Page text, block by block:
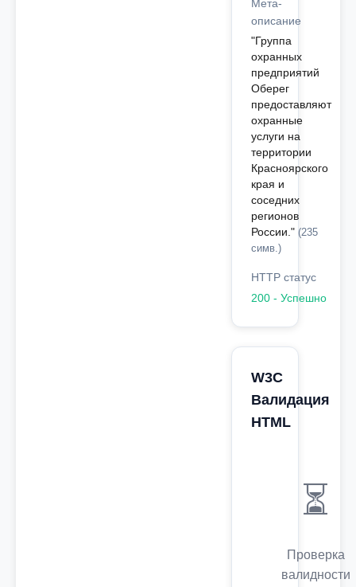
Мета-
описание
"Группа
охранных
предприятий
Оберег
предоставляют
охранные
услуги на
территории
Красноярского
края и
соседних
регионов
России." (235
симв.)
HTTP статус
200 - Успешно
W3C
Валидация
HTML
⏳
Проверка
валидности